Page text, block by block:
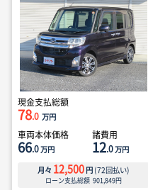
現金支払総額
78.0 万円
車両本体価格
66.0万円
諸費用
12.0万円
月々 12,500 円 (72回払い)
ローン支払総額 901,849円